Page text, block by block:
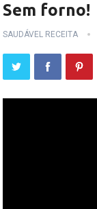
Sem forno!
SAUDÁVEL RECEITA